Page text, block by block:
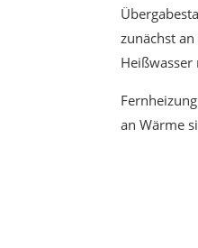
zunächst
Heißwasser
an Wärme